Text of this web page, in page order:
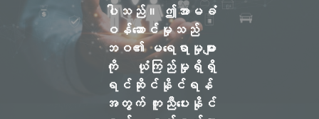
ပါသည်။ ဤအာမခံ
ဝန်ဆောင်မှုသည်
ဘဝ၏ မရေရာမှုများ
ကို ယုံကြည်မှုရှိရှိ
ရင်ဆိုင်နိုင်ရန်
အတွက် ကူညီပေးနိုင်